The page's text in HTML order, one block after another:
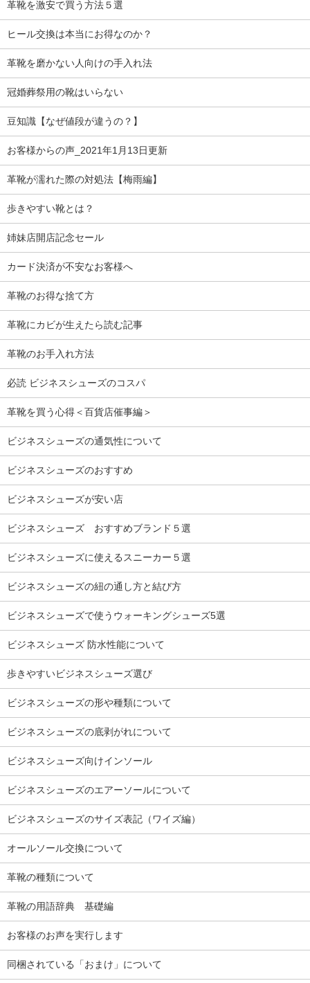
革靴を激安で買う方法５選
ヒール交換は本当にお得なのか？
革靴を磨かない人向けの手入れ法
冠婚葬祭用の靴はいらない
豆知識【なぜ値段が違うの？】
お客様からの声_2021年1月13日更新
革靴が濡れた際の対処法【梅雨編】
歩きやすい靴とは？
姉妹店開店記念セール
カード決済が不安なお客様へ
革靴のお得な捨て方
革靴にカビが生えたら読む記事
革靴のお手入れ方法
必読 ビジネスシューズのコスパ
革靴を買う心得＜百貨店催事編＞
ビジネスシューズの通気性について
ビジネスシューズのおすすめ
ビジネスシューズが安い店
ビジネスシューズ おすすめブランド５選
ビジネスシューズに使えるスニーカー５選
ビジネスシューズの紐の通し方と結び方
ビジネスシューズで使うウォーキングシューズ5選
ビジネスシューズ 防水性能について
歩きやすいビジネスシューズ選び
ビジネスシューズの形や種類について
ビジネスシューズの底剥がれについて
ビジネスシューズ向けインソール
ビジネスシューズのエアーソールについて
ビジネスシューズのサイズ表記（ワイズ編）
オールソール交換について
革靴の種類について
革靴の用語辞典 基礎編
お客様のお声を実行します
同梱されている「おまけ」について